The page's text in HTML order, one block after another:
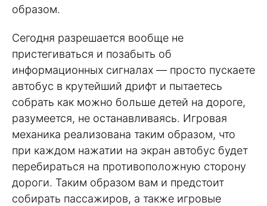
образом.
Сегодня разрешается вообще не
пристегиваться и позабыть об
информационных сигналах — просто пускаете
автобус в крутейший дрифт и пытаетесь
собрать как можно больше детей на дороге,
разумеется, не останавливаясь. Игровая
механика реализована таким образом, что
при каждом нажатии на экран автобус будет
перебираться на противоположную сторону
дороги. Таким образом вам и предстоит
собирать пассажиров, а также игровые